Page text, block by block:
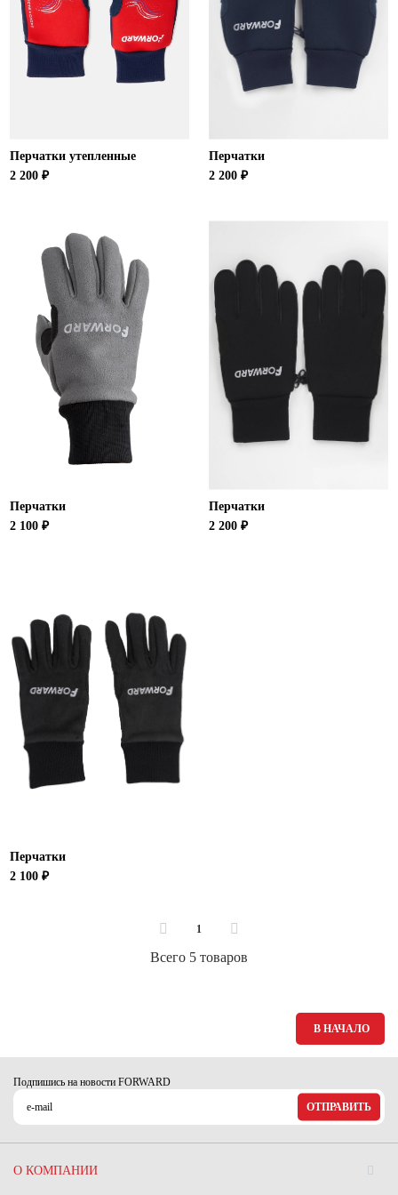
Новосибирская область (3)
Омская область (5)
Республика Башкортостан (3)
Самарская область (1)
Северная Осетия (2)
Смоленская область (1)
Ставропольский край (5)
Томская область (1)
Тульская область (1)
Тюменская область (3)
Хакасия (1)
Ханты-Мансийский автономный округ (3)
Челябинская область (2)
Ямало-Ненецкий автономный округ (1)
Перчатки утепленные
2 200 ₽
Перчатки
2 200 ₽
Перчатки
2 100 ₽
Перчатки
2 200 ₽
Перчатки
2 100 ₽
1
Всего 5 товаров
В НАЧАЛО
Подпишись на новости FORWARD
ОТПРАВИТЬ
О КОМПАНИИ